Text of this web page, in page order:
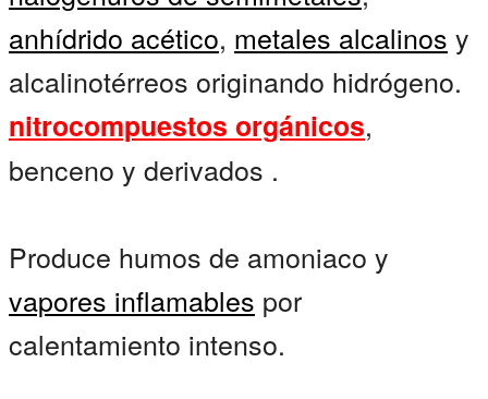
anhídrido acético, metales alcalinos y
alcalinotérreos originando hidrógeno.
nitrocompuestos orgánicos,
benceno y derivados .
Produce humos de amoniaco y
vapores inflamables por
calentamiento intenso.